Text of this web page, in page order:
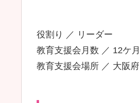
役割り ／ リーダー
教育支援会月数 ／ 12ケ
教育支援会場所 ／ 大阪府